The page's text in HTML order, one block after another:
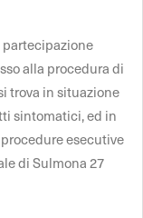
alla procedura di
trova in situazione
sintomatici, ed in
esecutive
di Sulmona 27